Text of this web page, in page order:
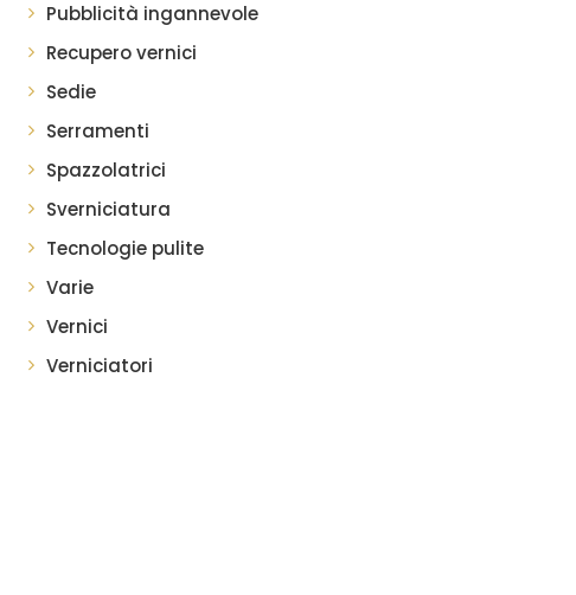
Pubblicità ingannevole
Recupero vernici
Sedie
Serramenti
Spazzolatrici
Sverniciatura
Tecnologie pulite
Varie
Vernici
Verniciatori